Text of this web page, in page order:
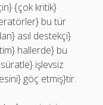
{çok kritik}
bu tür
asıl destekçi}
hallerde} bu
işlevsiz
göç etmiş}tir.